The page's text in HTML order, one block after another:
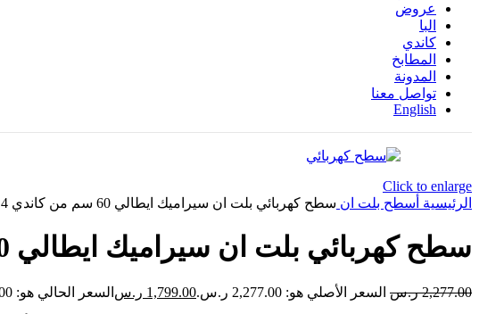
عروض
البا
كاندي
المطابخ
المدونة
تواصل معنا
English
Click to enlarge
الرئيسية أسطح بلت ان سطح كهربائي بلت ان سيراميك ايطالي 60 سم من كاندي 4 مناطق طهي 12 مستوى طاقة زجاج اسود
سطح كهربائي بلت ان سيراميك ايطالي 60 سم من كاندي 4 مناطق طهي 12 مستوى طاقة زجاج اسود
2,277.00 ر.س السعر الأصلي هو: 2,277.00 ر.س. 1,799.00 ر.س السعر الحالي هو: 1,799.00 ر.س.